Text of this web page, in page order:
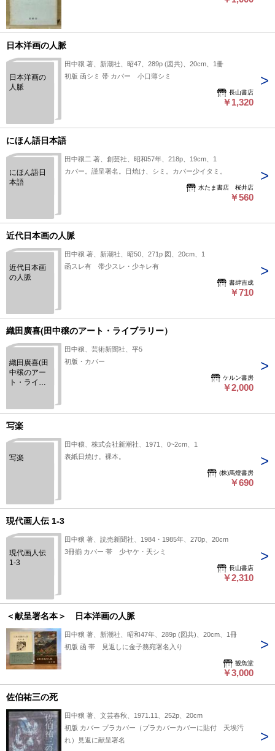
日本洋画の人脈
日本洋画の
人脈
田中穣 著、新潮社、昭47、289p (図共)、20cm、1冊
初版 函シミ 帯 カバー 小口薄シミ
長山書店
￥1,320
にほん語日本語
にほん語日
本語
田中穣二 著、創芸社、昭和57年、218p、19cm、1
カバー。謹呈署名。日焼け、シミ。カバー少イタミ。
水たま書店 桜井店
￥560
近代日本画の人脈
近代日本画
の人脈
田中穣 著、新潮社、昭50、271p 図、20cm、1
函スレ有 帯少スレ・少キレ有
書肆吉成
￥710
織田廣喜(田中穣のアート・ライブラリー）
織田廣喜(田
中穣のアー
ト・ライブ
田中穣、芸術新聞社、平5
初版・カバー
ケルン書房
￥2,000
写楽
写楽
田中穰、株式会社新潮社、1971、0~2cm、1
表紙日焼け。裸本。
(株)馬燈書房
￥690
現代画人伝 1-3
現代画人伝
1-3
田中穣 著、読売新聞社、1984・1985年、270p、20cm
3冊揃 カバー 帯 少ヤケ・天シミ
長山書店
￥2,310
＜献呈署名本＞ 日本洋画の人脈
田中穣 著、新潮社、昭和47年、289p (図共)、20cm、1冊
初版 函 帯 見返しに金子務宛署名入り
観魚堂
￥3,000
佐伯祐三の死
田中穣 著、文芸春秋、1971.11、252p、20cm
初版 カバー プラカバー（プラカバーカバーに貼付 天埃汚
れ）見返に献呈署名